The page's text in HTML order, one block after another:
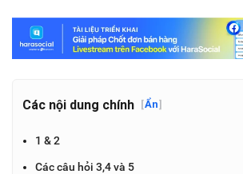
Các nội dung chính [Ẩn]
1 & 2
Các câu hỏi 3,4 và 5